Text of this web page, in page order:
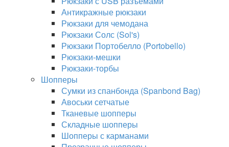
Антикражные рюкзаки
Рюкзаки для чемодана
Рюкзаки Солс (Sol's)
Рюкзаки Портобелло (Portobello)
Рюкзаки-мешки
Рюкзаки-торбы
Шопперы
Сумки из спанбонда (Spanbond Bag)
Авоськи сетчатые
Тканевые шопперы
Складные шопперы
Шопперы с карманами